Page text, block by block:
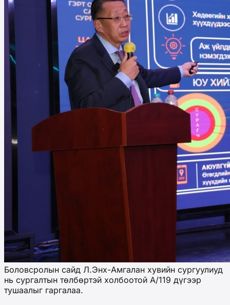
Боловсролын сайд Л.Энх-Амгалан хувийн сургуулиуд
нь сургалтын төлбөртэй холбоотой А/119 дүгээр
тушаалыг гаргалаа.